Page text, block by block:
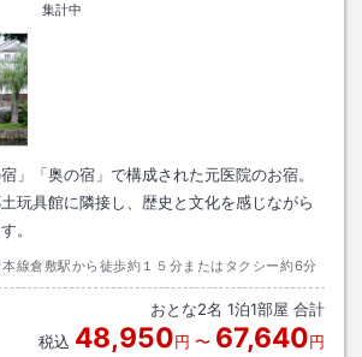
集計中
」「奥の宿」で構成された元医院のお宿。
玩具館に隣接し、歴史と文化を感じながら
。
本線倉敷駅から徒歩約１５分またはタクシー約6分
おとな2名 1泊1部屋 合計
税込 48,950円 〜 67,640円